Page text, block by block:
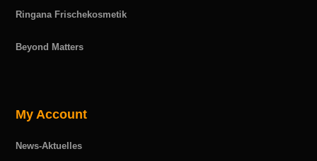
Ringana Frischekosmetik
Beyond Matters
My Account
News-Aktuelles